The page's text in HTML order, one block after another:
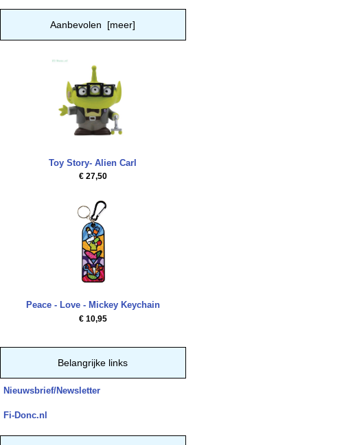
Aanbevolen [meer]
Toy Story- Alien Carl
€ 27,50
Peace - Love - Mickey Keychain
€ 10,95
Belangrijke links
Nieuwsbrief/Newsletter
Fi-Donc.nl